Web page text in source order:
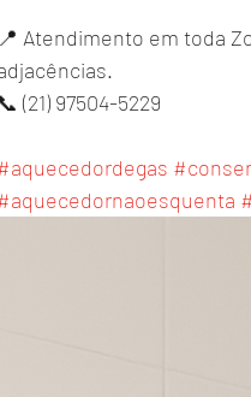
📍 Atendimento em toda
📞 (21) 97504-5229